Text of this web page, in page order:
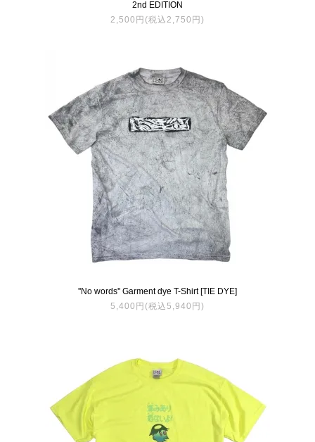
2nd EDITION
2,500円(税込2,750円)
''No words'' Garment dye T-Shirt [TIE DYE]
5,400円(税込5,940円)